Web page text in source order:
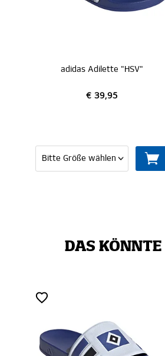
adidas Adilette "HSV"
DAS KÖNNTE